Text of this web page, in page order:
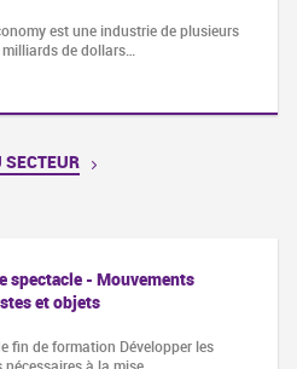
est une industrie de plusieurs
de dollars…
spectacle - Mouvements
et objets
fin de formation Développer les